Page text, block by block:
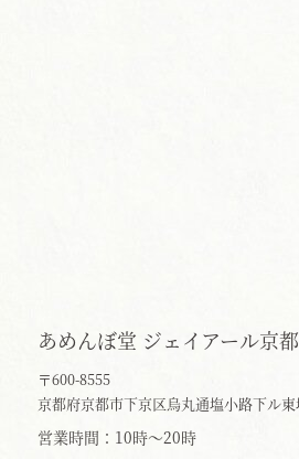
あめんぼ堂 ジェイアール京
〒600-8555
京都府京都市下京区烏丸通塩小路下ル
営業時間 10時～20時